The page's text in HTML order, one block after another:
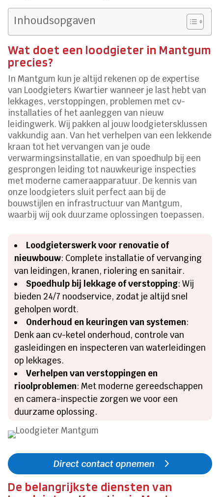
Inhoudsopgaven
Wat doet een loodgieter in Mantgum
precies?
In Mantgum kun je altijd rekenen op de expertise
van Loodgieters Kwartier wanneer je last hebt van
lekkages, verstoppingen, problemen met cv-
installaties of het aanleggen van nieuw
leidingwerk. Wij pakken al jouw loodgietersklussen
vakkundig aan. Van het verhelpen van een lekkende
kraan tot het vervangen van je oude
verwarmingsinstallatie, en van spoedhulp bij een
gesprongen leiding tot nauwkeurige inspecties
met moderne cameraapparatuur. De kennis van
onze loodgieters sluit perfect aan bij de
bouwstijlen en infrastructuur van Mantgum,
waarbij wij ook duurzame oplossingen toepassen.
Loodgieterswerk voor renovatie of
nieuwbouw: Complete installatie of vervanging
van leidingen, kranen, riolering en sanitair.
Spoedhulp bij lekkage of verstopping: Wij
bieden 24/7 noodservice, zodat je altijd snel
geholpen wordt.
Onderhoud en keuringen van systemen:
Denk aan cv-ketel onderhoud, controle van
gasleidingen en inspecteren van waterleidingen
op lekkages.
Verhelpen van verstoppingen en
rioolproblemen: Met moderne gereedschappen
en camera-inspectie zorgen we voor een
duurzame oplossing.
Direct contact opnemen
De belangrijkste diensten van